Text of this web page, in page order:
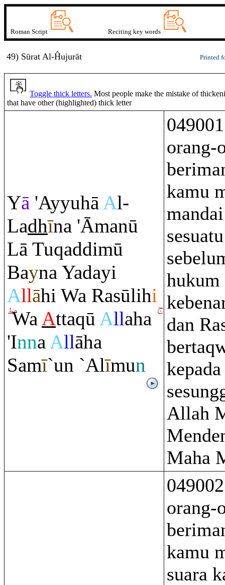
Roman Script Reciting key words
49) Sūrat Al-Ĥujurāt Printed
Toggle thick letters. Most people make the mistake of
that have other (highlighted) thick letter
Yā 'AyyuhāAl-
Ladhīna 'Āmanū
Lā Tuqaddimū
Bayna Yadayi
Allāhi Wa Rasūlihi
WaAttaqū Allaha
'InnaAllāha
Samī`un `Alīmun
orang-
kamu
hukum
dan
Allah
Maha
orang-
kamu
suara